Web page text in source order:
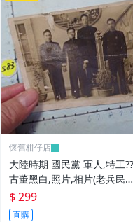
懷舊柑仔店
大陸時期 國民黨 軍人,特工
古董黑白,照片,相片(老兵民國
8年從大陸帶來台灣的) **稀少
品6
$ 299
直購